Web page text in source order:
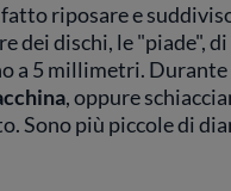
fatto riposare e
dei dischi, le "piade",
a 5 millimetri. Durante
, oppure
Sono più piccole di